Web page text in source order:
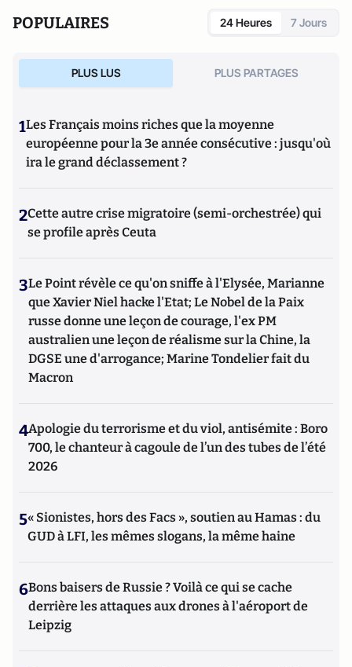
POPULAIRES 24 Heures 7 Jours
PLUS LUS PLUS PARTAGES
1Les Français moins riches que la moyenne
européenne pour la 3e année consécutive : jusqu'où
ira le grand déclassement ?
2Cette autre crise migratoire (semi-orchestrée) qui
se profile après Ceuta
3Le Point révèle ce qu'on sniffe à l'Elysée, Marianne
que Xavier Niel hacke l'Etat; Le Nobel de la Paix
russe donne une leçon de courage, l'ex PM
australien une leçon de réalisme sur la Chine, la
DGSE une d'arrogance; Marine Tondelier fait du
Macron
4Apologie du terrorisme et du viol, antisémite : Boro
700, le chanteur à cagoule de l’un des tubes de l’été
2026
5« Sionistes, hors des Facs », soutien au Hamas : du
GUD à LFI, les mêmes slogans, la même haine
6Bons baisers de Russie ? Voilà ce qui se cache
derrière les attaques aux drones à l'aéroport de
Leipzig